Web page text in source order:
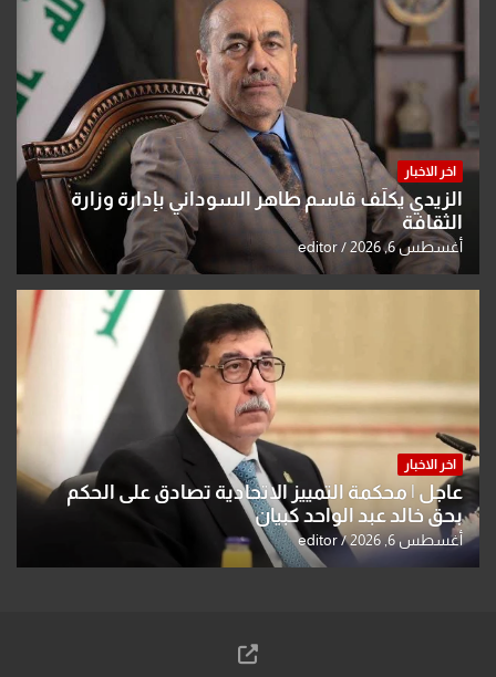
اخر الاخبار
الزيدي يكلّف قاسم طاهر السوداني بإدارة وزارة
الثقافة
أغسطس 6, 2026 editor
اخر الاخبار
عاجل | محكمة التمييز الاتحادية تصادق على الحكم
بحق خالد عبد الواحد كبيان
أغسطس 6, 2026 editor